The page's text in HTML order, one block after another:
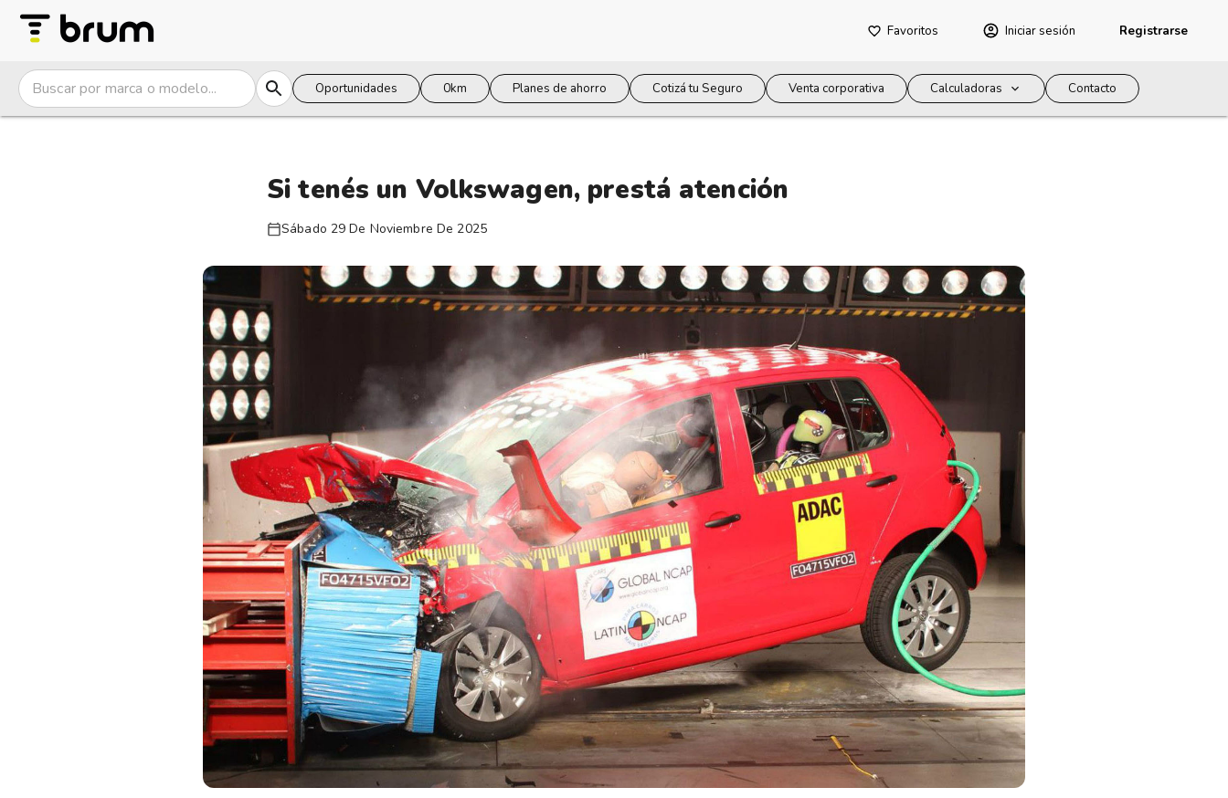
Favoritos Iniciar sesión Registrarse
Oportunidades 0km Planes de ahorro Cotizá tu Seguro Venta corporativa Calculadoras Contacto
Si tenés un Volkswagen, prestá atención
Sábado 29 De Noviembre De 2025